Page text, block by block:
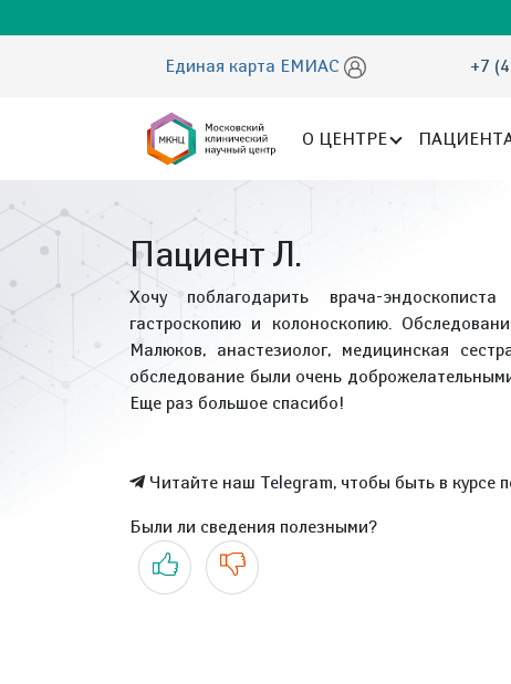
Единая карта ЕМИАС +7
О ЦЕНТРЕ
Пациент Л.
Хочу поблагодарить врача-эндоскописта
гастроскопию и колоноскопию.
Малюков, анастезиолог, медицинская
обследование были очень
Еще раз большое спасибо!
Читайте наш Telegram, чтобы быть в курсе
Были ли сведения полезными?
Да Нет